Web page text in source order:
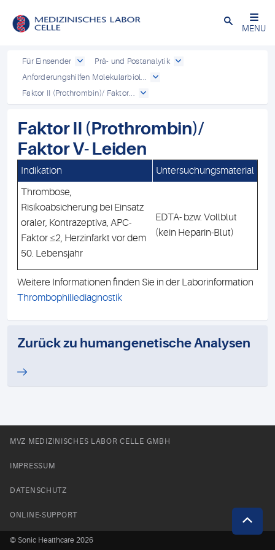
Close
MENU
Für Einsender
Prä- und Postanalytik
Anforderungshilfen Molekularbiol...
Faktor II (Prothrombin)/ Faktor...
Faktor II (Prothrombin)/
Faktor V- Leiden
Indikation
Untersuchungsmaterial
Thrombose,
Risikoabsicherung bei Einsatz
oraler, Kontrazeptiva, APC-
Faktor ≤2, Herzinfarkt vor dem
50. Lebensjahr
EDTA- bzw. Vollblut
(kein Heparin-Blut)
Weitere Informationen finden Sie in der Laborinformation
Thrombophiliediagnostik
Zurück zu humangenetische Analysen
MVZ MEDIZINISCHES LABOR CELLE GMBH
IMPRESSUM
DATENSCHUTZ
ONLINE-SUPPORT
© Sonic Healthcare 2026